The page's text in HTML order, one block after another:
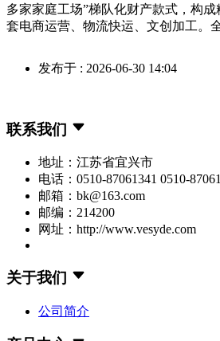
多家家庭工场”梯队化财产款式，构
套电商运营、物流快运、文创加工。
发布于 : 2026-06-30 14:04
联系我们
地址：江苏省宜兴市
电话：0510-87061341 0510-
邮箱：bk@163.com
邮编：214200
网址：http://www.vesyde.com
关于我们
公司简介